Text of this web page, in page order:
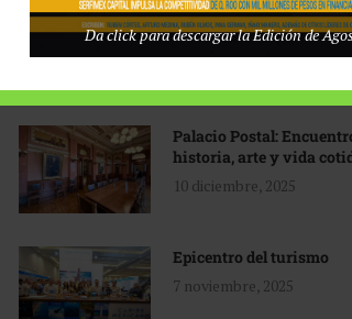
Industria global en
reconfiguración
31 marzo, 2026
Palacio Postal:
historia, arte y vida
10 diciembre, 2025
Epicentro del turismo
7 noviembre, 2025
Da click para descargar la Edición de